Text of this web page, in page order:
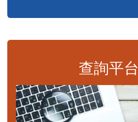
查詢平台